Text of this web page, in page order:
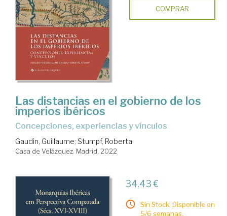
COMPRAR
Las distancias en el gobierno de los
imperios ibéricos
concepciones, experiencias y vínculos
Gaudin, Guillaume; Stumpf, Roberta
Casa de Velázquez. Madrid, 2022
34,43 €
Sin Stock. Disponible en
5/6 semanas.